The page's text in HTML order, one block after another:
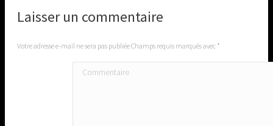
Laisser un commentaire
Votre adresse e-mail ne sera pas publiée Champs requis marqués avec *